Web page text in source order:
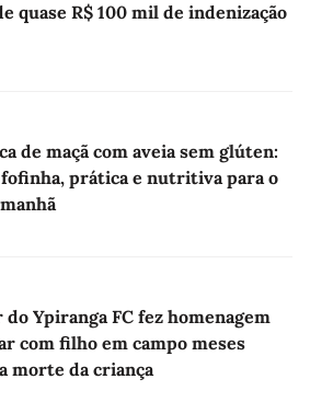
quase R$ 100 mil de indenização
de maçã com aveia sem glúten:
prática e nutritiva para o
do Ypiranga FC fez homenagem
com filho em campo meses
morte da criança